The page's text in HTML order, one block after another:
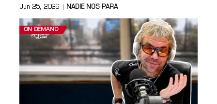
Jun 25, 2026 NADIE NOS PARA
ON DEMAND